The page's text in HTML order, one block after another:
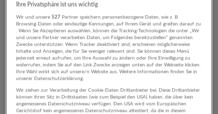
Servicemitarbeiter für unser à la carte Restaurant
31.07.2026,Bergresort Werfenweng
Hotelbetriebsgesellschaft mbH
5453 Werfenweng
31.07.2026,Bergresort Werfenweng
Hotelbetriebsgesellschaft mbH
Ihre Privatsphäre ist uns wichtig
Wir und unsere527 Partner speichern personenbezogene Daten, wie z. B.
Browsing-Daten oder eindeutige Kennungen, auf Ihrem Gerät und greifen darauf zu
. Wenn Sie Akzeptieren auswählen, können die Tracking-Technologien die unter „Wir
und unsere Partner verarbeiten Daten, um Folgendes bereitzustellen“ genannten
Zwecke unterstützen. Wenn Tracker deaktiviert sind, erscheinen möglicherweise
Inhalte und Anzeigen, die für Sie weniger relevant sind. Sie können dieses Menü
jederzeit erneut aufrufen, um Ihre Auswahl zu ändern oder Ihre Einwilligung zu
widerrufen, indem Sie auf den Link Zwecke anzeigen unten auf der Webseite klicken.
Ihre Wahl wirkt sich auf unsere/n Website aus. Weitere Informationen finden Sie in
unserer Datenschutzerklärung.
Wir ziehen zur Verarbeitung der Cookie-Daten Drittanbieter bei. Diese Drittanbieter
können ihren Sitz in Drittstaaten (wie zum Beispiel den USA) haben, die über kein
angemessenes Datenschutzniveau verfügen. Den USA wird vom Europäischen
Gerichtshof kein angemessenes Datenschutzniveau attestiert, da die in diesem